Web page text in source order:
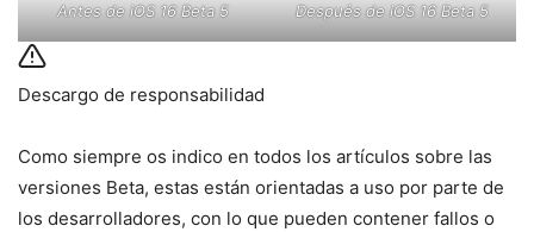
Antes de iOS 16 Beta 5 Después de iOS 16 Beta 5
Descargo de responsabilidad
Como siempre os indico en todos los artículos sobre las
versiones Beta, estas están orientadas a uso por parte de
los desarrolladores, con lo que pueden contener fallos o